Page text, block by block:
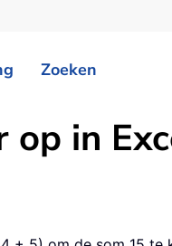
Zoeken
in